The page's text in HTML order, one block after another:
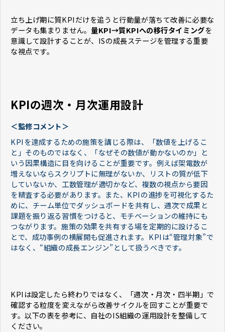
立ち上げ期に質KPIだけを追うと行動量が落ちて改善に必要な
データも集まりません。 量KPI→質KPIへの移行タイミングを
意識して設計することが、ISの成長ステージを管理する重要
な視点です。
KPIの週次・月次運用設計
＜監修コメント＞
KPIを達成するための施策を講じる際は、「数値を上げるこ
と」そのものではなく、「なぜその数値が動かないのか」と
いう因果構造に目を向けることが重要です。例えば架電数が
増えないならスクリプトに無理がないか、リストの質が低下
していないか、工数管理が適切かなど、複数の視点から要因
を精査する必要があります。また、KPIの進捗を可視化するた
めに、チーム単位でダッシュボードを共有し、週次で成果と
課題を振り返る習慣をつけると、モチベーションの維持にも
つながります。施策の効果を共有する場を定期的に設けるこ
とで、成功事例の横展開も促進されます。KPIは“管理対象”で
はなく、“組織の成長エンジン”として扱うべきです。​​​​​​​
KPIは設定したら終わりではなく、「週次・月次・四半期」で
確認する粒度を変えながら改善サイクルを回すことが重要で
す。以下の表を参考に、自社のIS組織の運用設計を整備して
ください。